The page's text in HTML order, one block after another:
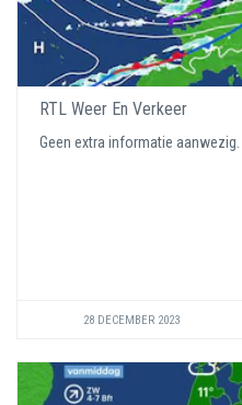
RTL Weer En Verkeer
Geen extra informatie aanwezig.
28 DECEMBER 2023